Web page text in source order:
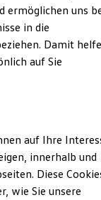
ermöglichen uns
in die
Damit
auf Sie
auf Ihre
innerhalb und
Diese
wie Sie unsere